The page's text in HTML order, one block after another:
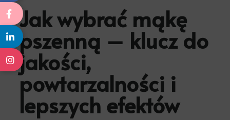
Jak wybrać mąkę
pszenną – klucz do
jakości,
powtarzalności i
lepszych efektów